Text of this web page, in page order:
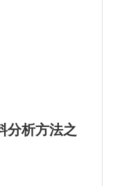
分析方法之